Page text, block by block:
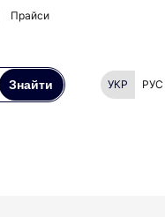
Прайси
Знайти УКР РУС